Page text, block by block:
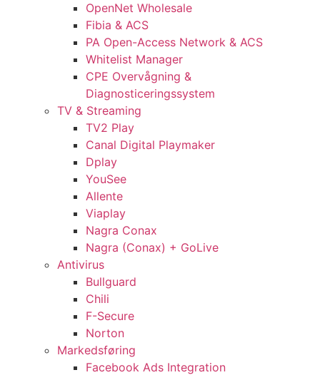
OpenNet Wholesale
Fibia & ACS
PA Open-Access Network & ACS
Whitelist Manager
CPE Overvågning &
Diagnosticeringssystem
TV & Streaming
TV2 Play
Canal Digital Playmaker
Dplay
YouSee
Allente
Viaplay
Nagra Conax
Nagra (Conax) + GoLive
Antivirus
Bullguard
Chili
F-Secure
Norton
Markedsføring
Facebook Ads Integration